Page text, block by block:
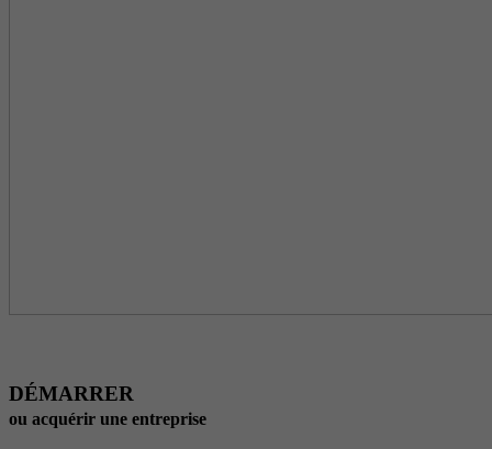
DÉMARRER
ou acquérir une entreprise